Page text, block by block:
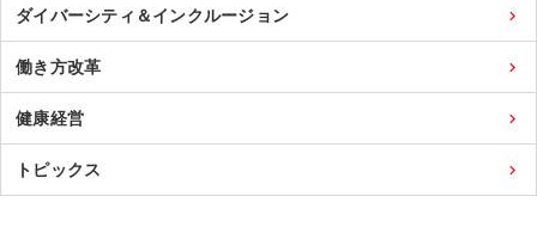
ダイバーシティ＆インクルージョン
働き方改革
健康経営
トピックス